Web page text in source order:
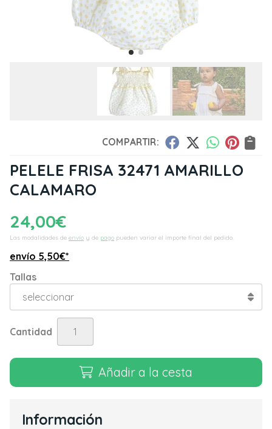
COMPARTIR:
PELELE FRISA 32471 AMARILLO
CALAMARO
24,00€
Las modalidades de envío y de pago pueden variar el importe final del pedido.
envío 5,50€*
Tallas
Cantidad
Añadir a la cesta
Información